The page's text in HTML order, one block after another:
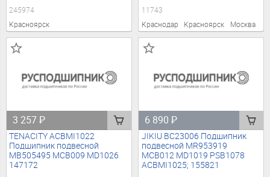
245974
Красноярск
11743
Краснодар
Красноярск Москва
3 257₽
TENACITY ACBMI1022
Подшипник подвесной
MB505495 MCB009 MD1026
147172
6 890₽
JIKIU BC23006 Подшипник
подвесной MR953919
MCB012 MD1019 PSB1078
ACBMI1025; 155821